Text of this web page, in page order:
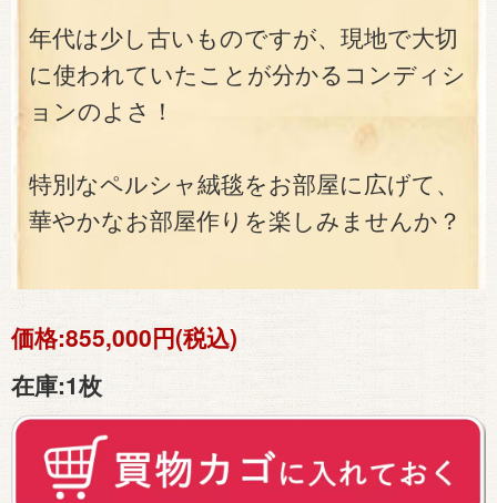
年代は少し古いものですが、現地で大切
に使われていたことが分かるコンディシ
ョンのよさ！
特別なペルシャ絨毯をお部屋に広げて、
華やかなお部屋作りを楽しみませんか？
価格:855,000円(税込)
在庫:1枚